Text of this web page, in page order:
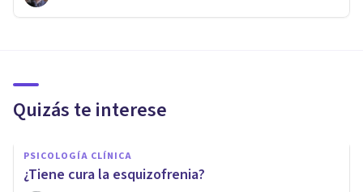
Quizás te interese
PSICOLOGÍA CLÍNICA
​¿Tiene cura la esquizofrenia?